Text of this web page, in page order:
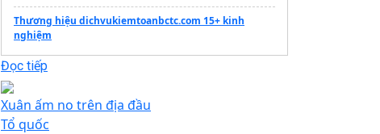
Thương hiệu dichvukiemtoanbctc.com 15+ kinh
nghiệm
Đọc tiếp
Xuân ấm no trên địa đầu
Tổ quốc